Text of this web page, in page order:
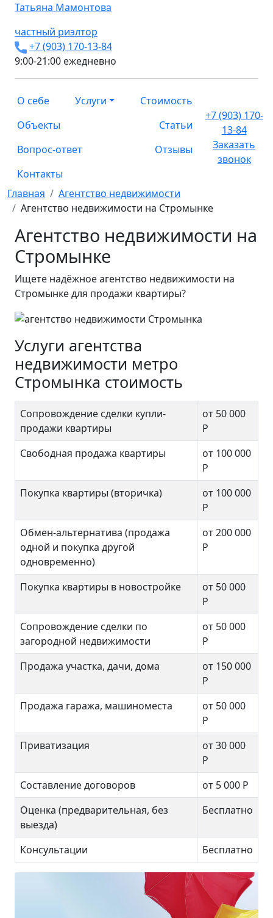
Татьяна Мамонтова
частный риэлтор
+7 (903) 170-13-84
9:00-21:00 ежедневно
О себе Услуги
Стоимость
Объекты
Статьи
Вопрос-ответ
Отзывы
Контакты
+7 (903) 170-
13-84
Заказать
звонок
Главная
Агентство недвижимости
Агентство недвижимости на Стромынке
Агентство недвижимости на
Стромынке
Ищете надёжное агентство недвижимости на
Стромынке для продажи квартиры?
Услуги агентства
недвижимости метро
Стромынка стоимость
Сопровождение сделки купли-
продажи квартиры
от 50 000
Р
Свободная продажа квартиры
от 100 000
Р
Покупка квартиры (вторичка)
от 100 000
Р
Обмен-альтернатива (продажа
одной и покупка другой
одновременно)
от 200 000
Р
Покупка квартиры в новостройке
от 50 000
Р
Сопровождение сделки по
загородной недвижимости
от 50 000
Р
Продажа участка, дачи, дома
от 150 000
Р
Продажа гаража, машиноместа
от 50 000
Р
Приватизация
от 30 000
Р
Составление договоров
от 5 000 Р
Оценка (предварительная, без
выезда)
Бесплатно
Консультации Бесплатно